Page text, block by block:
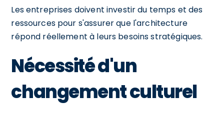
Les entreprises doivent investir du temps et des
ressources pour s'assurer que l'architecture
répond réellement à leurs besoins stratégiques.
Nécessité d'un
changement culturel